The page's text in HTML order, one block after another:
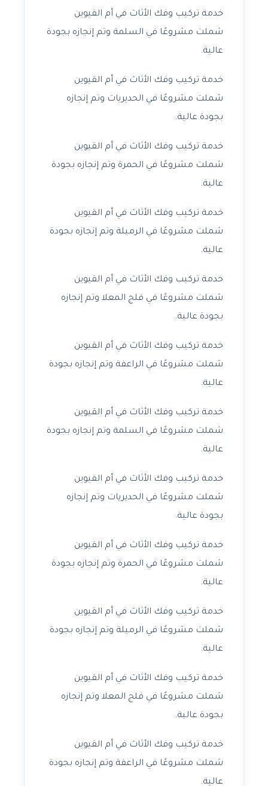
خدمة تركيب وفك الأثاث في أم القيوين
شملت مشروعًا في السلمة وتم إنجازه بجودة
عالية.
خدمة تركيب وفك الأثاث في أم القيوين
شملت مشروعًا في الحديريات وتم إنجازه
بجودة عالية.
خدمة تركيب وفك الأثاث في أم القيوين
شملت مشروعًا في الحمرة وتم إنجازه بجودة
عالية.
خدمة تركيب وفك الأثاث في أم القيوين
شملت مشروعًا في الرميلة وتم إنجازه بجودة
عالية.
خدمة تركيب وفك الأثاث في أم القيوين
شملت مشروعًا في فلج المعلا وتم إنجازه
بجودة عالية.
خدمة تركيب وفك الأثاث في أم القيوين
شملت مشروعًا في الراعفة وتم إنجازه بجودة
عالية.
خدمة تركيب وفك الأثاث في أم القيوين
شملت مشروعًا في السلمة وتم إنجازه بجودة
عالية.
خدمة تركيب وفك الأثاث في أم القيوين
شملت مشروعًا في الحديريات وتم إنجازه
بجودة عالية.
خدمة تركيب وفك الأثاث في أم القيوين
شملت مشروعًا في الحمرة وتم إنجازه بجودة
عالية.
خدمة تركيب وفك الأثاث في أم القيوين
شملت مشروعًا في الرميلة وتم إنجازه بجودة
عالية.
خدمة تركيب وفك الأثاث في أم القيوين
شملت مشروعًا في فلج المعلا وتم إنجازه
بجودة عالية.
خدمة تركيب وفك الأثاث في أم القيوين
شملت مشروعًا في الراعفة وتم إنجازه بجودة
عالية.